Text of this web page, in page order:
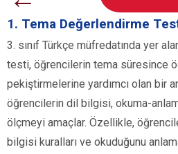
1. Tema Değerlendirme
3. sınıf Türkçe müfredatında yer
testi, öğrencilerin tema süresince
pekiştirmelerine yardımcı olan bir
öğrencilerin dil bilgisi, okuma-
ölçmeyi amaçlar. Özellikle,
bilgisi kuralları ve okuduğunu